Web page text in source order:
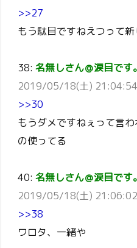
>>27
もう駄目ですねえつって
38: 名無しさん＠涙目で
2019/05/18(土)
>>30
もうダメですねぇって言
の使ってる
40: 名無しさん＠涙目で
2019/05/18(土)
>>38
ワロタ、一緒や